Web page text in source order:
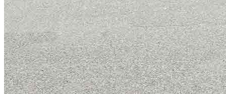
vivienda
Programas de préstamo
Programas de asistencia para pagos iniciales
Recursos
Calculadoras de hipotecas
Artículos útiles
Calculadora del valor de la vivienda
Terminología hipotecaria